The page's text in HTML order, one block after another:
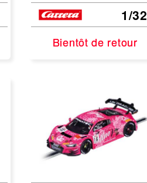
1/32
Bientôt de retour
Bientôt de retour